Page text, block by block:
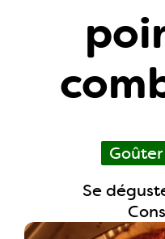
Goûter
Se